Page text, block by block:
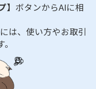
】 ボタンからAIに相
には、使い方やお取引